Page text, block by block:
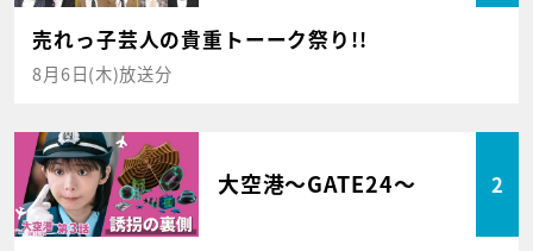
売れっ子芸人の貴重トーーク祭り!!
8月6日(木)放送分
大空港～GATE24～ 2